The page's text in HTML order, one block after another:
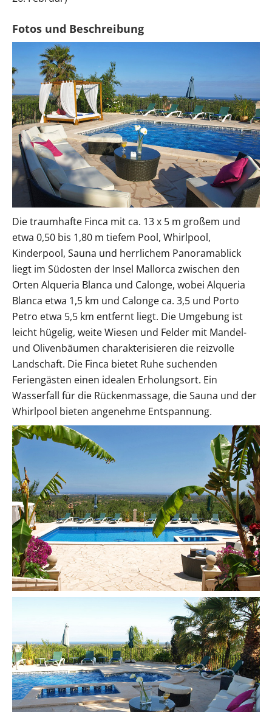
Die traumhafte Finca mit ca. 13 x 5 m großem und
etwa 0,50 bis 1,80 m tiefem Pool, Whirlpool,
Kinderpool, Sauna und herrlichem Panoramablick
liegt im Südosten der Insel Mallorca zwischen den
Orten Alqueria Blanca und Calonge, wobei Alqueria
Blanca etwa 1,5 km und Calonge ca. 3,5 und Porto
Petro etwa 5,5 km entfernt liegt. Die Umgebung ist
leicht hügelig, weite Wiesen und Felder mit Mandel-
und Olivenbäumen charakterisieren die reizvolle
Landschaft. Die Finca bietet Ruhe suchenden
Feriengästen einen idealen Erholungsort. Ein
Wasserfall für die Rückenmassage, die Sauna und der
Whirlpool bieten angenehme Entspannung.